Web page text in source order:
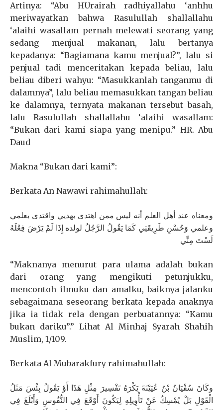
Artinya: “Abu HUrairah radhiyallahu ‘anhhu
meriwayatkan bahwa Rasulullah shallallahu
‘alaihi wasallam pernah melewati seorang yang
sedang menjual makanan, lalu bertanya
kepadanya: “Bagiamana kamu menjual?”, lalu si
penjual tadi menceritakan kepada beliau, lalu
beliau diberi wahyu: “Masukkanlah tanganmu di
dalamnya”, lalu beliau memasukkan tangan beliau
ke dalamnya, ternyata makanan tersebut basah,
lalu Rasulullah shallallahu ‘alaihi wasallam:
“Bukan dari kami siapa yang menipu.” HR. Abu
Daud
Makna “Bukan dari kami”:
Berkata An Nawawi rahimahullah:
ومعناه عند أهل العلم أنه ليس ممن اهتدى بهديي واقتدى بعلمي
وعلمي وَحُسْنِ طَرِيقَتِي كَمَا يَقُولُ الرَّجُلُ لولده إِذَا لَمْ يَرْضَ فِعْلَهُ
لَسْتَ مِنِّي
“Maknanya menurut para ulama adalah bukan
dari orang yang mengikuti petunjukku,
mencontoh ilmuku dan amalku, baiknya jalanku
sebagaimana seseorang berkata kepada anaknya
jika ia tidak rela dengan perbuatannya: “Kamu
bukan dariku”.” Lihat Al Minhaj Syarah Shahih
Muslim, 1/109.
Berkata Al Mubarakfury rahimahullah:
وكَانَ سُفْيَانُ بْنُ عُيَيْنَةَ يَكْرَهُ تَفْسِيرَ مِثْلِ هَذَا أَوْ يَقُولُ بِئْسَ مَثَلُ
الْقَوْلِ بَلْ يُمْسِكُ عَنْ تَأْوِيلِهِ لِيَكُونَ أَوْقَعَ فِي النُّفُوسِ وَأَبْلَغَ فِي